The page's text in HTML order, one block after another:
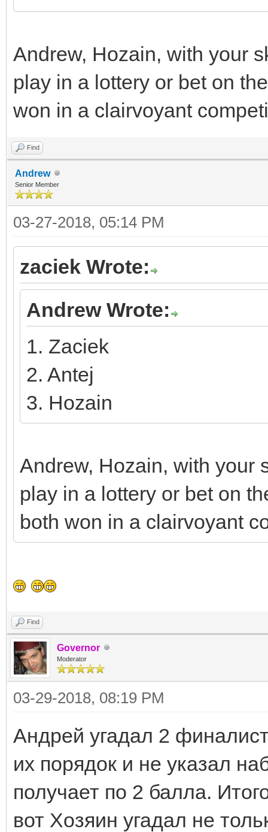
Andrew, Hozain, with your
play in a lottery or bet on
won in a clairvoyant
Find
Andrew
Senior Member
03-27-2018, 05:14 PM
zaciek Wrote:
Andrew Wrote:
1. Zaciek
2. Antej
3. Hozain
Andrew, Hozain, with your
play in a lottery or bet on
both won in a clairvoyant
Find
Governor
Moderator
03-29-2018, 08:19 PM
Андрей угадал 2
их порядок и не указал
получает по 2 балла.
вот Хозяин угадал не